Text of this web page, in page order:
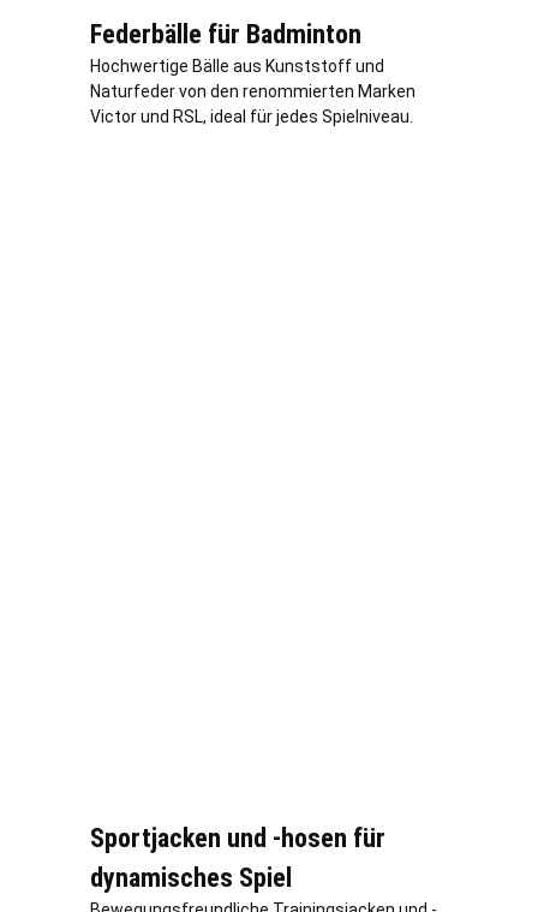
Federbälle für Badminton
Hochwertige Bälle aus Kunststoff und
Naturfeder von den renommierten Marken
Victor und RSL, ideal für jedes Spielniveau.
Sportjacken und -hosen für
dynamisches Spiel